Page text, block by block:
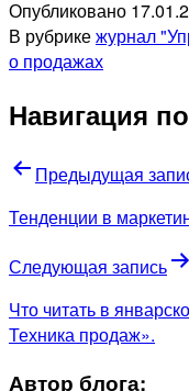
Опубликовано
В рубрикежурнал
о продажах
Навигация
Предыдущая
Тенденции в
Следующая запись
Что читать в
Техника продаж».
Автор блога: